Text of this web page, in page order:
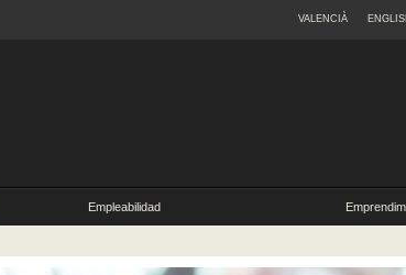
VALENCIÀ
Empleabilidad